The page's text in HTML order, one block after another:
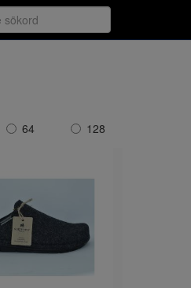
64 128